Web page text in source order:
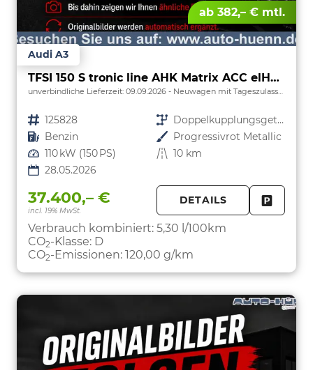
ab 382,– € mtl.
Audi A3
TFSI 150 S tronic line AHK Matrix ACC elHk SpSi 3JG
unverbindliche Lieferzeit: 09.09.2026 Neuwagen mit Tageszulassung
Fahrzeugnr. 125828 Getriebe
Doppelkupplungsgetriebe (DSG)
Kraftstoff Benzin Außenfarbe Progressivrot Metallic
Leistung 110 kW (150 PS) Kilometerstand 10 km
28.05.2026
37.400,– €
incl. 19% MwSt.
DETAILS
Verbrauch kombiniert: 5,30 l/100km
CO2-Klasse: D
CO2-Emissionen: 120,00 g/km